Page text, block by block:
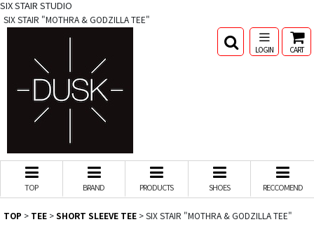
SIX STAIR STUDIO
SIX STAIR "MOTHRA & GODZILLA TEE"
LOGIN CART
TOP BRAND PRODUCTS SHOES RECCOMEND
TOP > TEE >SHORT SLEEVE TEE >SIX STAIR "MOTHRA & GODZILLA TEE"